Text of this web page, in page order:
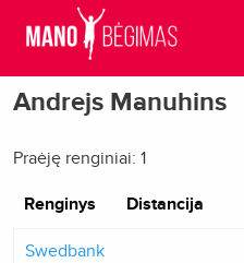
Andrejs Manuhins
Praėję renginiai: 1
Renginys Distancija
Swedbank